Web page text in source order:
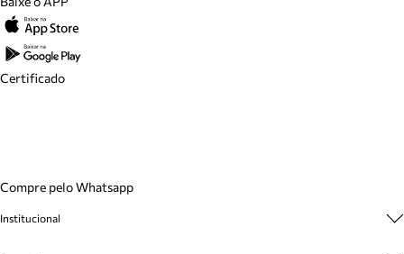
Certificado
Compre pelo Whatsapp
Institucional